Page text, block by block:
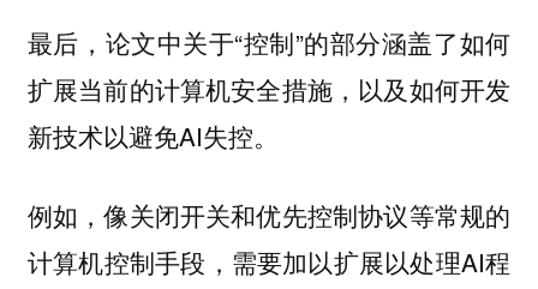
最后，论文中关于“控制”的部分涵盖了如何
扩展当前的计算机安全措施，以及如何开发
新技术以避免AI失控。
例如，像关闭开关和优先控制协议等常规的
计算机控制手段，需要加以扩展以处理AI程